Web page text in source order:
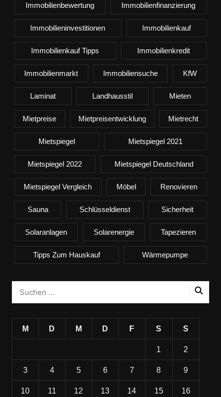
Immobilienbewertung Immobilienfinanzierung
Immobilieninvestitionen Immobilienkauf
Immobilienkauf Tipps Immobilienkredit
Immobilienmarkt Immobiliensuche KfW
Laminat Landhausstil Mieten
Mietpreise Mietpreisentwicklung Mietrecht
Mietspiegel Mietspiegel 2021
Mietspiegel 2022 Mietspiegel Deutschland
Mietspiegel Vergleich Möbel Renovieren
Sauna Schlüsseldienst Sicherheit
Solaranlagen Solarenergie Tapezieren
Tipps Zum Hauskauf Wärmepumpe
M D M D F S S
1 2
3 4 5 6 7 8 9
10 11 12 13 14 15 16